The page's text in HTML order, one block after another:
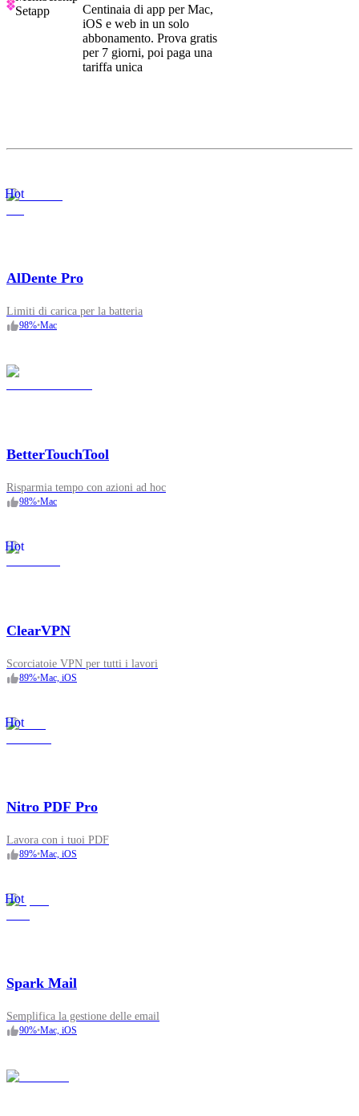
Setapp
Centinaia di app per Mac,
iOS e web in un solo
abbonamento. Prova gratis
per 7 giorni, poi paga una
tariffa unica
Hot
AlDente Pro
Limiti di carica per la batteria
98%•Mac
BetterTouchTool
Risparmia tempo con azioni ad hoc
98%•Mac
Hot
ClearVPN
Scorciatoie VPN per tutti i lavori
89%•Mac, iOS
Hot
Nitro PDF Pro
Lavora con i tuoi PDF
89%•Mac, iOS
Hot
Spark Mail
Semplifica la gestione delle email
90%•Mac, iOS